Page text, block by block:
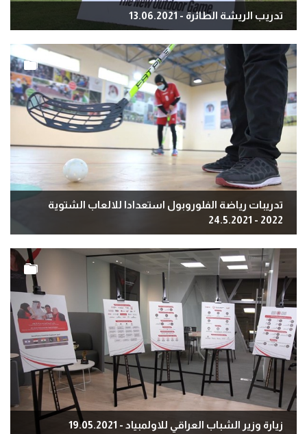
تدريب الريشة الطائرة - 13.06.2021
تدريبات رياضة الفلوروبول استعدادا للالعاب الشتوية
2022 - 24.5.2021
زيارة وزير الشباب العراقي للاولمبياد - 19.05.2021